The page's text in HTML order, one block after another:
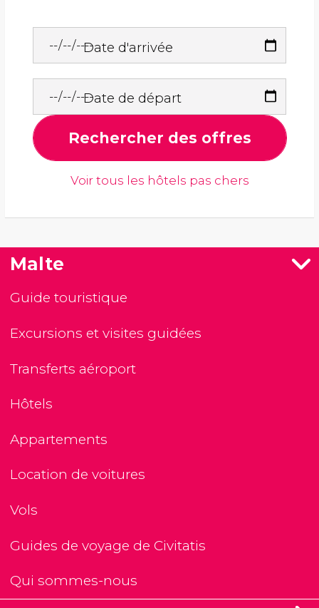
Date d'arrivée
Date de départ
Rechercher des offres
Voir tous les hôtels pas chers
Malte
Guide touristique
Excursions et visites guidées
Transferts aéroport
Hôtels
Appartements
Location de voitures
Vols
Guides de voyage de Civitatis
Qui sommes-nous